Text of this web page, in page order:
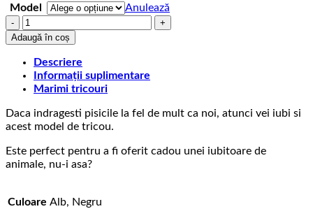
Model
Anulează
Cantitate
Tricou
cu
mesaj
Real
Men
Cats
Adaugă în coș
Descriere
Informații suplimentare
Marimi tricouri
Daca indragesti pisicile la fel de mult ca noi, atunci vei iubi si
acest model de tricou.
Este perfect pentru a fi oferit cadou unei iubitoare de
animale, nu-i asa?
Culoare Alb, Negru